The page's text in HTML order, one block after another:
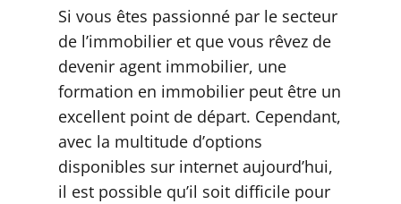
Si vous êtes passionné par le secteur
de l’immobilier et que vous rêvez de
devenir agent immobilier, une
formation en immobilier peut être un
excellent point de départ. Cependant,
avec la multitude d’options
disponibles sur internet aujourd’hui,
il est possible qu’il soit difficile pour